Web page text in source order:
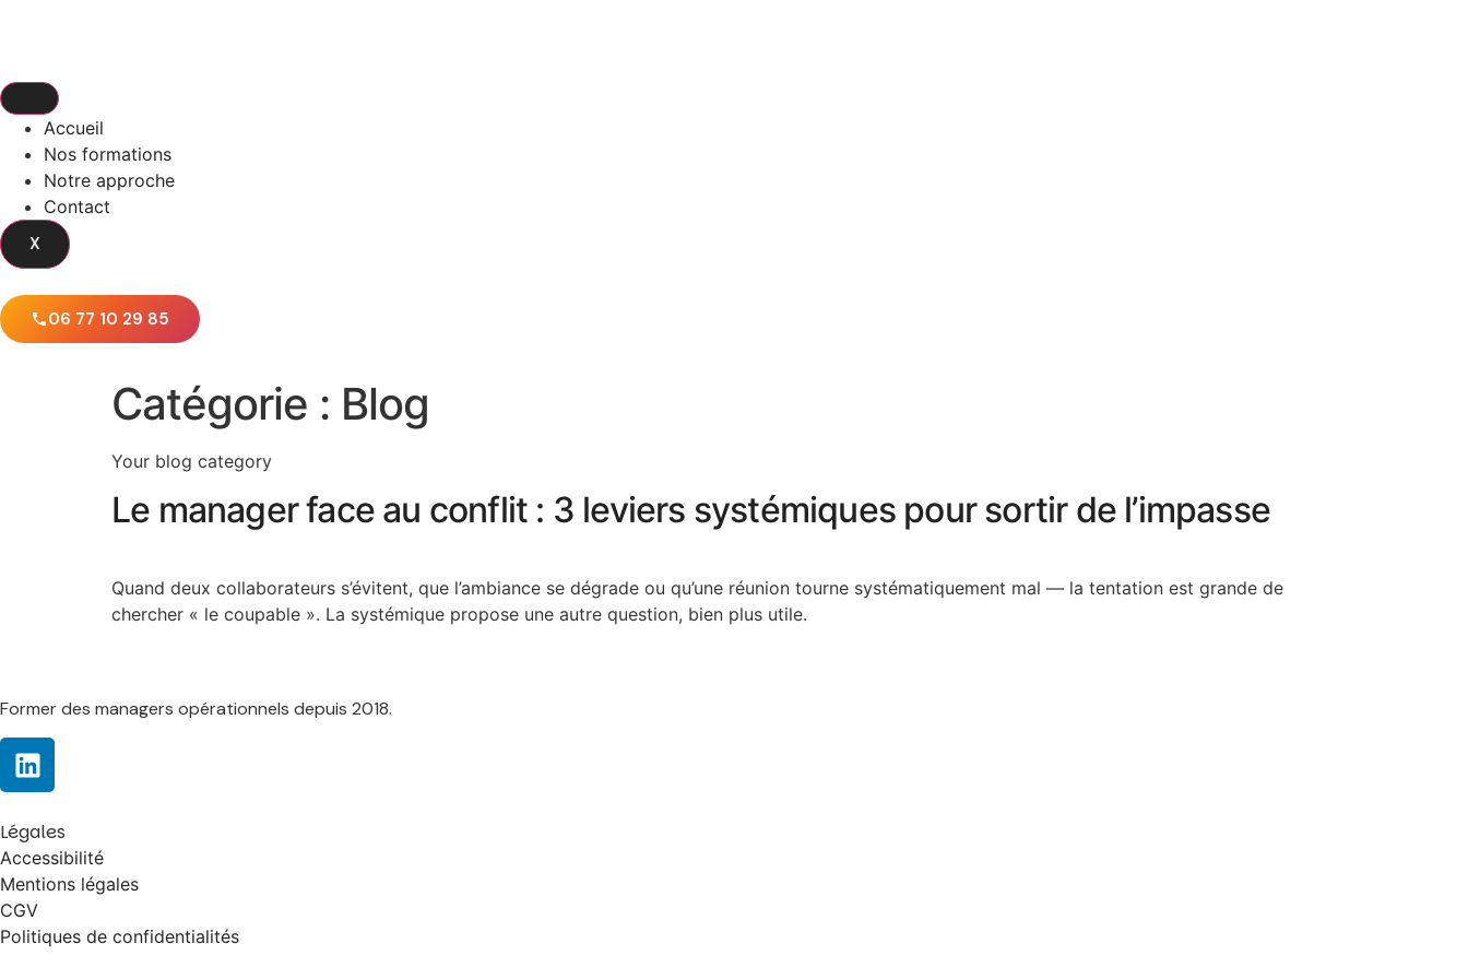
Accueil
Nos formations
Notre approche
Contact
X
06 77 10 29 85
Catégorie : Blog
Your blog category
Le manager face au conflit : 3 leviers systémiques pour sortir de l’impasse
Quand deux collaborateurs s’évitent, que l’ambiance se dégrade ou qu’une réunion tourne systématiquement mal — la tentation est grande de
chercher « le coupable ». La systémique propose une autre question, bien plus utile.
Former des managers opérationnels depuis 2018.
Légales
Accessibilité
Mentions légales
CGV
Politiques de confidentialités